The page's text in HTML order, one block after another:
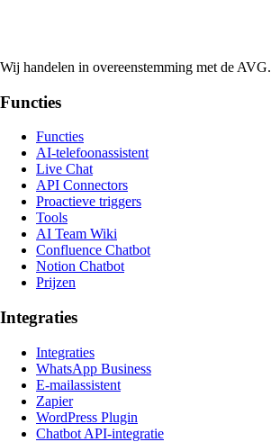
Wij handelen in overeenstemming met de AVG.
Functies
Functies
AI-telefoonassistent
Live Chat
API Connectors
Proactieve triggers
Tools
AI Team Wiki
Confluence Chatbot
Notion Chatbot
Prijzen
Integraties
Integraties
WhatsApp Business
E-mailassistent
Zapier
WordPress Plugin
Chatbot API-integratie